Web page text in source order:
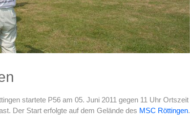
startete P56 am 05. Juni 2011 gegen 11 Uhr Ortszeit
Der Start erfolgte auf dem Gelände des MSC Röttingen.